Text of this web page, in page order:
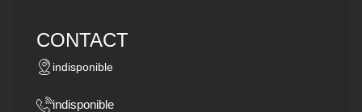
CONTACT
indisponible
indisponible